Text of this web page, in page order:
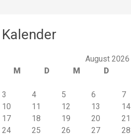
Kalender
August 2026
M
D M D
3
4 5 6 7
10
11 12 13 14
17
18 19 20 21
24
25 26 27 28